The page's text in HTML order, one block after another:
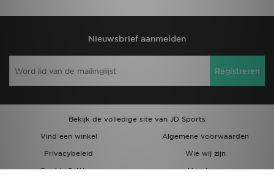
Nieuwsbrief aanmelden
Registreren
Bekijk de volledige site van JD Sports
Vind een winkel
Algemene voorwaarden
Privacybeleid
Wie wij zijn
Cookie Settings
Vacatures